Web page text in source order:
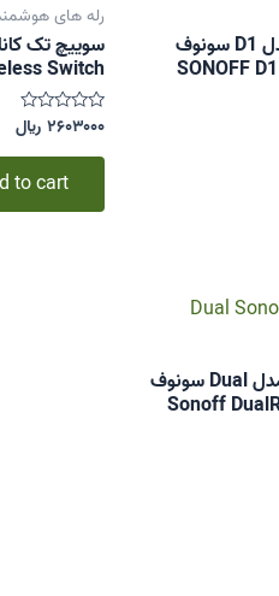
دیمر تک کانال هوشمند مدل D1 سونوف
SONOFF
رله های
Switch
Rated
out
۲۶۰۳۰۰۰ ﷼
to cart
سوییچ دو کانال هوشمند مدل Dual سونوف
Sonoff